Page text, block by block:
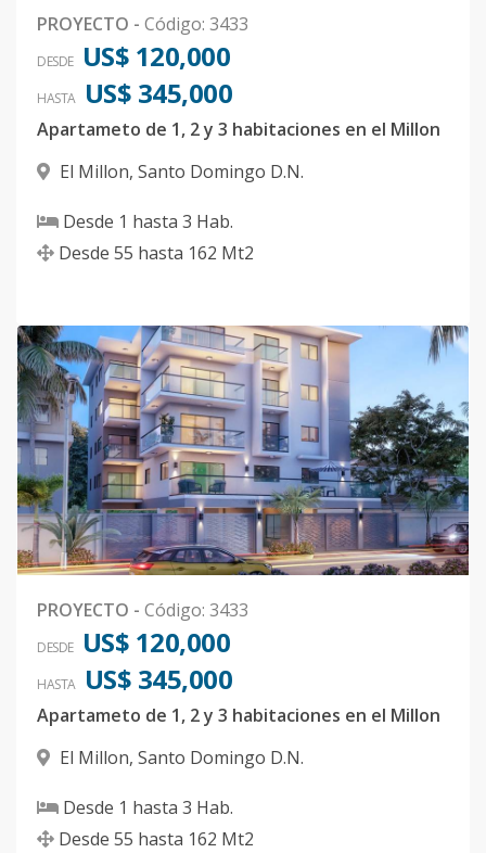
PROYECTO - Código: 3433
DESDE US$ 120,000
HASTA US$ 345,000
Apartameto de 1, 2 y 3 habitaciones en el Millon
El Millon, Santo Domingo D.N.
Desde 1 hasta 3 Hab.
Desde 55 hasta 162 Mt2
PROYECTO - Código: 3433
DESDE US$ 120,000
HASTA US$ 345,000
Apartameto de 1, 2 y 3 habitaciones en el Millon
El Millon, Santo Domingo D.N.
Desde 1 hasta 3 Hab.
Desde 55 hasta 162 Mt2